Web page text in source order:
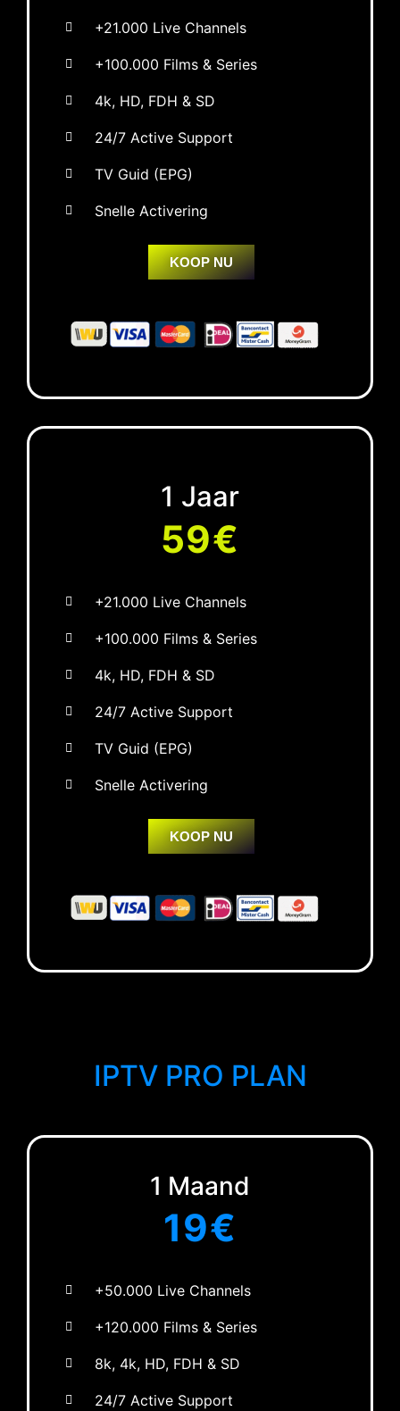
+21.000 Live Channels
+100.000 Films & Series
4k, HD, FDH & SD
24/7 Active Support
TV Guid (EPG)
Snelle Activering
KOOP NU
1 Jaar
59€
+21.000 Live Channels
+100.000 Films & Series
4k, HD, FDH & SD
24/7 Active Support
TV Guid (EPG)
Snelle Activering
KOOP NU
IPTV PRO PLAN
1 Maand
19€
+50.000 Live Channels
+120.000 Films & Series
8k, 4k, HD, FDH & SD
24/7 Active Support